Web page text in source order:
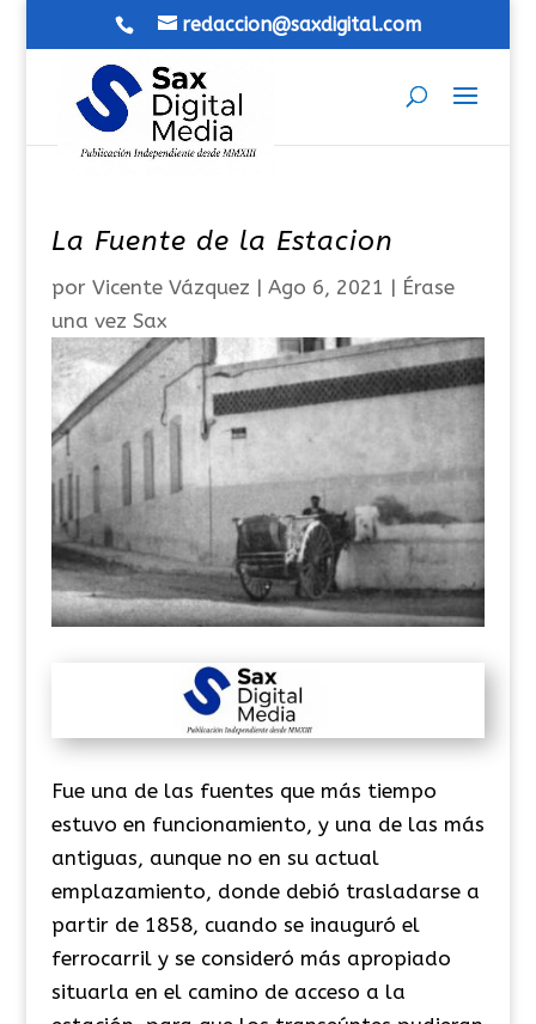
redaccion@saxdigital.com
La Fuente de la Estacion
por Vicente Vázquez | Ago 6, 2021 | Érase
una vez Sax
Fue una de las fuentes que más tiempo
estuvo en funcionamiento, y una de las más
antiguas, aunque no en su actual
emplazamiento, donde debió trasladarse a
partir de 1858, cuando se inauguró el
ferrocarril y se consideró más apropiado
situarla en el camino de acceso a la